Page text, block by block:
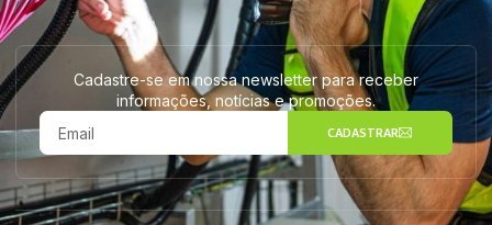
Cadastre-se em nossa newsletter para receber
informações, notícias e promoções.
CADASTRAR